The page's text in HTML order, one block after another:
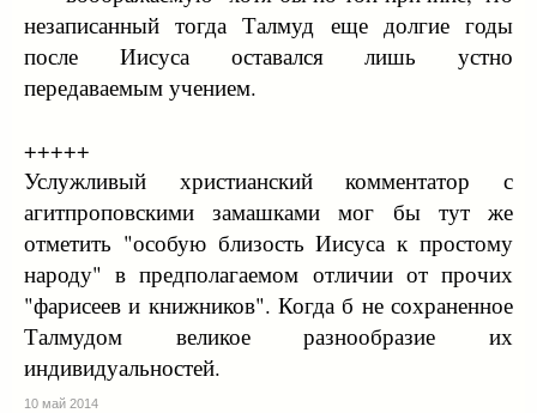
незаписанный тогда Талмуд еще долгие годы
после Иисуса оставался лишь устно
передаваемым учением.
+++++
Услужливый христианский комментатор с
агитпроповскими замашками мог бы тут же
отметить "особую близость Иисуса к простому
народу" в предполагаемом отличии от прочих
"фарисеев и книжников". Когда б не сохраненное
Талмудом великое разнообразие их
индивидуальностей.
10 май 2014